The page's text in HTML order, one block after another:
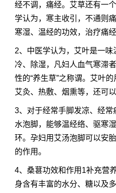
经不调，痛经。艾草还有一
学认为，寒主收引，不通则
寒湿、温经的功效，治疗痛经
2、中医学认为，艾叶是一
冷、除湿，凡妇人血气寒滞
性的“养生草”之称谓。艾叶
艾灸、热敷、烟熏等，还可以
3、对于经常手脚发凉、经
水泡脚，能够温经络、驱寒
环。孕妇用艾汤泡脚可以安
的作用。
4、桑葚功效和作用1补充营
身含有丰富的水分、糖以及